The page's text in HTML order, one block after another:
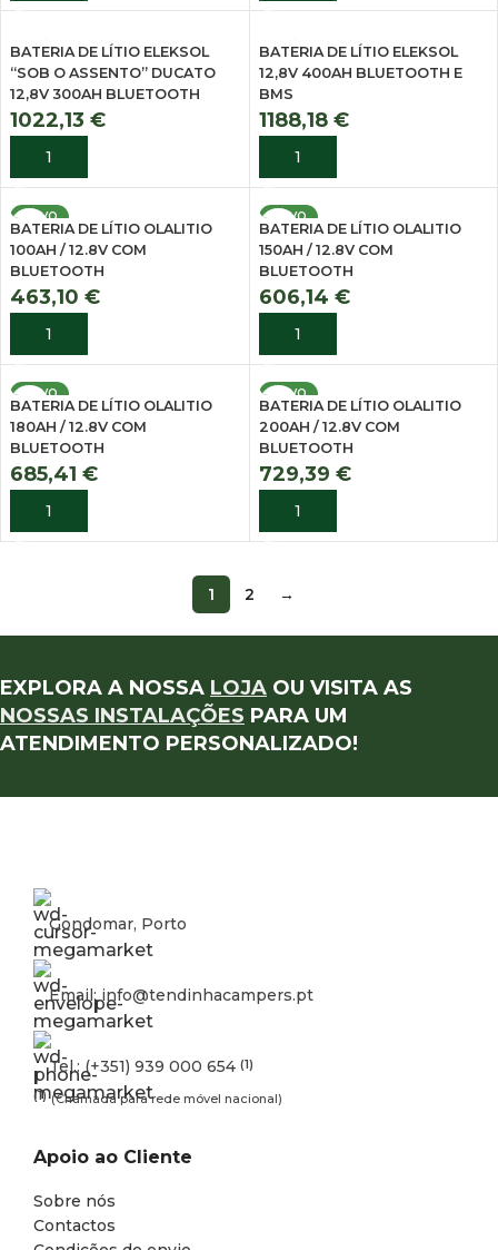
BATERIA DE LÍTIO ELEKSOL
“SOB O ASSENTO” DUCATO
12,8V 300AH BLUETOOTH
1022,13 €
ADICIONAR
BATERIA DE LÍTIO ELEKSOL
12,8V 400AH BLUETOOTH E
BMS
1188,18 €
ADICIONAR
NOVO
BATERIA DE LÍTIO OLALITIO
100AH / 12.8V COM
BLUETOOTH
463,10 €
ADICIONAR
NOVO
BATERIA DE LÍTIO OLALITIO
150AH / 12.8V COM
BLUETOOTH
606,14 €
ADICIONAR
NOVO
BATERIA DE LÍTIO OLALITIO
180AH / 12.8V COM
BLUETOOTH
685,41 €
ADICIONAR
NOVO
BATERIA DE LÍTIO OLALITIO
200AH / 12.8V COM
BLUETOOTH
729,39 €
ADICIONAR
1 2 →
EXPLORA A NOSSA LOJA OU VISITA AS
NOSSAS INSTALAÇÕES PARA UM
ATENDIMENTO PERSONALIZADO!
Gondomar, Porto
Email: info@tendinhacampers.pt
Tel.: (+351) 939 000 654 (1)
(1) (Chamada para rede móvel nacional)
Apoio ao Cliente
Sobre nós
Contactos